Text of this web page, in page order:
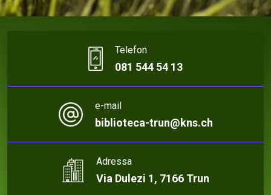
Telefon
081 544 54 13
e-mail
biblioteca-trun@kns.ch
Adressa
Via Dulezi 1, 7166 Trun